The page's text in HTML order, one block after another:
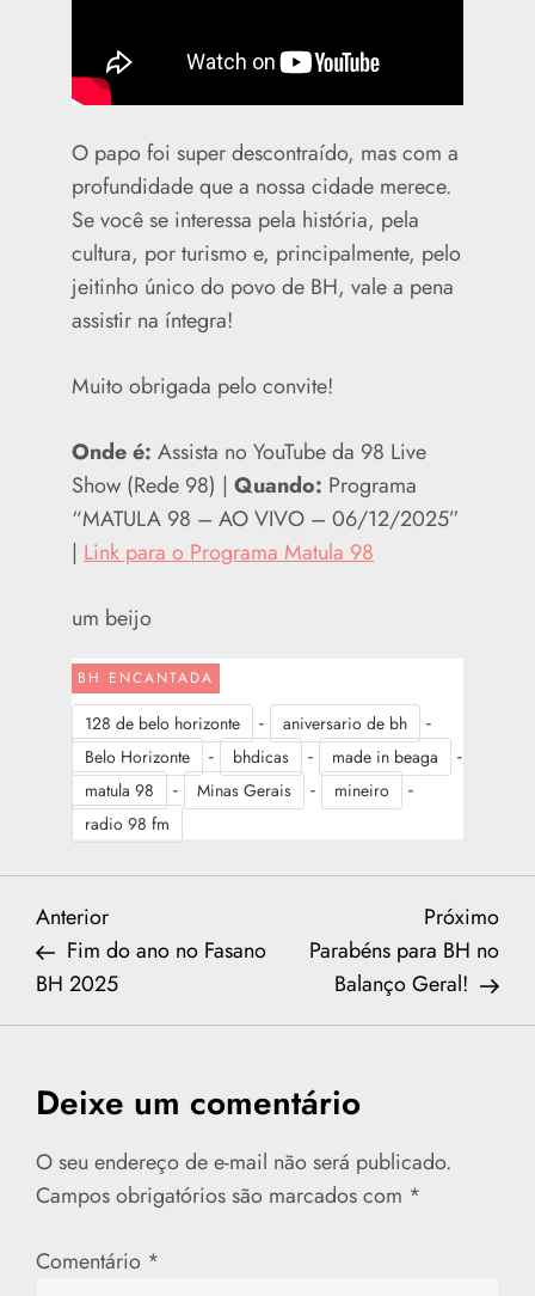
O papo foi super descontraído, mas com a
profundidade que a nossa cidade merece.
Se você se interessa pela história, pela
cultura, por turismo e, principalmente, pelo
jeitinho único do povo de BH, vale a pena
assistir na íntegra!
Muito obrigada pelo convite!
Onde é: Assista no YouTube da 98 Live
Show (Rede 98) | Quando: Programa
“MATULA 98 – AO VIVO – 06/12/2025”
| Link para o Programa Matula 98
um beijo
BH ENCANTADA
128 de belo horizonte - aniversario de bh -
Belo Horizonte - bhdicas - made in beaga -
matula 98 - Minas Gerais - mineiro -
radio 98 fm
N
a
v
e
g
a
ç
Previous
Post
Anterior
Fim do ano no Fasano
BH 2025
Post
Próximo
Parabéns para BH no
Balanço Geral!
Deixe um comentário
O seu endereço de e-mail não será publicado.
Campos obrigatórios são marcados com *
Comentário *